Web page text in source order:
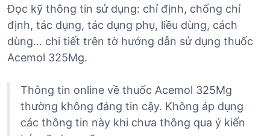
Đọc kỹ thông tin sử dụng: chỉ định, chống chỉ
định, tác dụng, tác dụng phụ, liều dùng, cách
dùng… chi tiết trên tờ hướng dẫn sử dụng thuốc
Acemol 325Mg.
Thông tin online về thuốc Acemol 325Mg
thường không đáng tin cậy. Không áp dụng
các thông tin này khi chưa thông qua ý kiến